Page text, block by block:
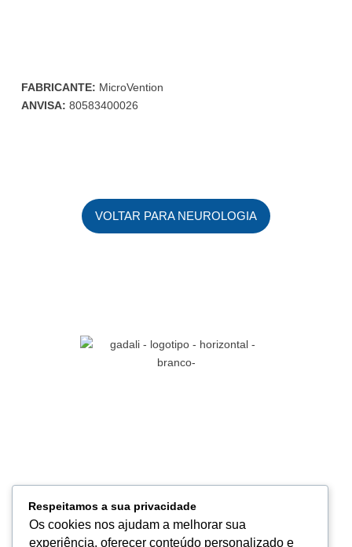
FABRICANTE: MicroVention
ANVISA: 80583400026
VOLTAR PARA NEUROLOGIA
Respeitamos a sua privacidade
Os cookies nos ajudam a melhorar sua
experiência, oferecer conteúdo personalizado e